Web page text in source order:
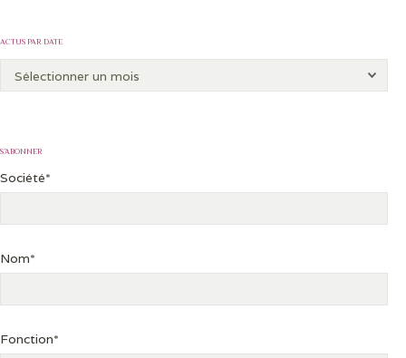
ACTUS PAR DATE
S’ABONNER
Société*
Nom*
Fonction*